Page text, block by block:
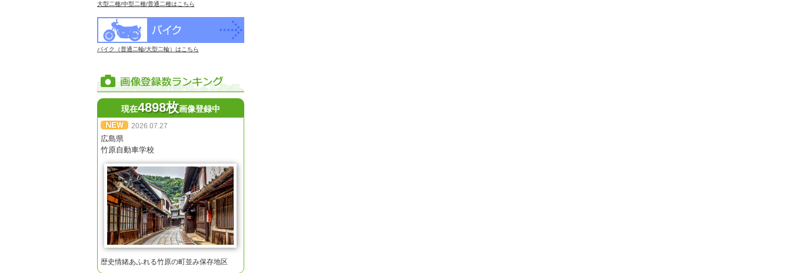
大型二種/中型二種/普通二種はこちら
バイク（普通二輪/大型二輪）はこちら
現在4898枚画像登録中
2026.07.27
広島県
竹原自動車学校
歴史情緒あふれる竹原の町並み保存地区